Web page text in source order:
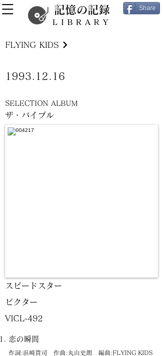
記憶の記録
LIBRARY
Share
ザ・バイブル
恋の瞬間
作詞:浜崎貴司 作曲:丸山史朗 編曲:FLYING KIDS
FLYING KIDS
1993.12.16
SELECTION ALBUM
スピードスター
ビクター
VICL-492